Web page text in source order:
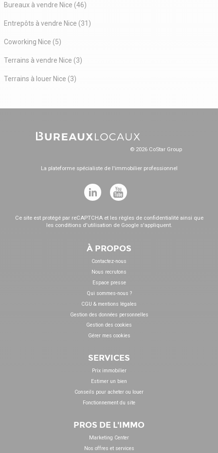
Bureaux à vendre Nice (46)
Entrepôts à vendre Nice (31)
Coworking Nice (5)
Terrains à vendre Nice (3)
Terrains à louer Nice (3)
© 2026 CoStar Group
La plateforme spécialiste de l'immobilier professionnel
Ce site est protégé par reCAPTCHA et les règles de confidentialitéainsi que
les conditions d'utilisation de Google s'appliquent.
À PROPOS
Contactez-nous
Nous recrutons
Espace presse
Qui sommes-nous ?
CGU & mentions légales
Gestion des données personnelles
Gestion des cookies
Gérer mes cookies
SERVICES
Prix immobilier
Estimer un bien
Conseils pour acheter ou louer
Fonctionnement du site
PROS DE L'IMMO
Marketing Center
Nos offres et services